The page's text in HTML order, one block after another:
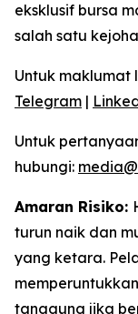
eksklusif bursa
salah satu
Untuk maklumat
Telegram |
Untuk
hubungi:
Amaran Risiko:
turun naik dan
yang ketara.
tanggung jika